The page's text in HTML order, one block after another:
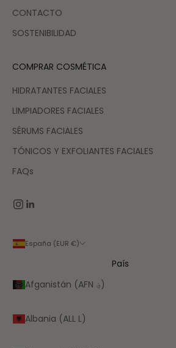
CONTACTO
SOSTENIBILIDAD
COMPRAR COSMÉTICA
HIDRATANTES FACIALES
LIMPIADORES FACIALES
SÉRUMS FACIALES
TÓNICOS Y EXFOLIANTES FACIALES
FAQs
España (EUR €)
País
Afganistán (AFN ؋)
Albania (ALL L)